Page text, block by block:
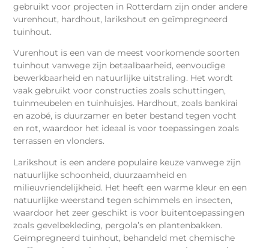
gebruikt voor projecten in Rotterdam zijn onder andere
vurenhout, hardhout, larikshout en geïmpregneerd
tuinhout.
Vurenhout is een van de meest voorkomende soorten
tuinhout vanwege zijn betaalbaarheid, eenvoudige
bewerkbaarheid en natuurlijke uitstraling. Het wordt
vaak gebruikt voor constructies zoals schuttingen,
tuinmeubelen en tuinhuisjes. Hardhout, zoals bankirai
en azobé, is duurzamer en beter bestand tegen vocht
en rot, waardoor het ideaal is voor toepassingen zoals
terrassen en vlonders.
Larikshout is een andere populaire keuze vanwege zijn
natuurlijke schoonheid, duurzaamheid en
milieuvriendelijkheid. Het heeft een warme kleur en een
natuurlijke weerstand tegen schimmels en insecten,
waardoor het zeer geschikt is voor buitentoepassingen
zoals gevelbekleding, pergola’s en plantenbakken.
Geïmpregneerd tuinhout, behandeld met chemische